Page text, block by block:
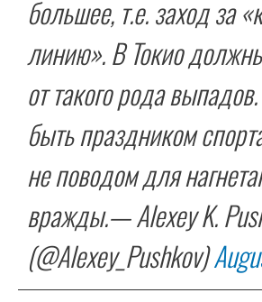
большее, т.е. заход за
линию». В Токио
от такого рода
быть праздником
не поводом для
вражды.— Alexey K.
(@Alexey_Pushkov)